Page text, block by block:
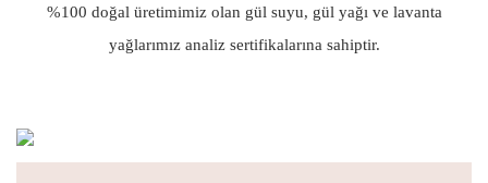
%100 doğal üretimimiz olan gül suyu, gül yağı ve lavanta
yağlarımız analiz sertifikalarına sahiptir.